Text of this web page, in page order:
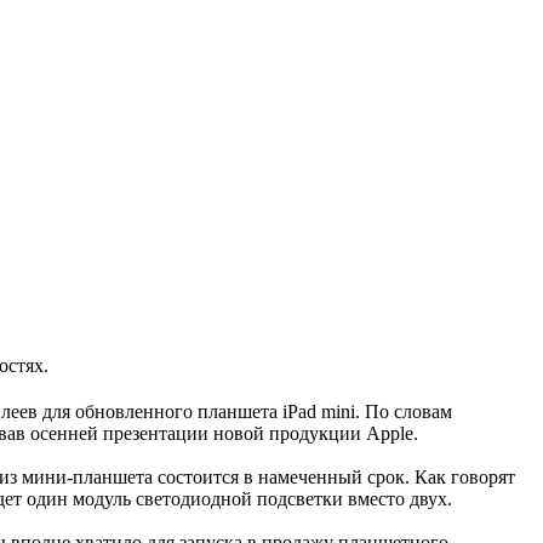
для обновленного планшета iPad mini. По словам
осенней презентации новой продукции Apple.
мини-планшета состоится в намеченный срок. Как говорят
один модуль светодиодной подсветки вместо двух.